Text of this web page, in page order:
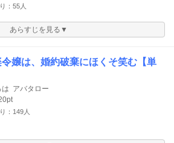
：55人
あらすじを見る▼
令嬢は、婚約破棄にほくそ笑む【単
は アバタロー
：149人